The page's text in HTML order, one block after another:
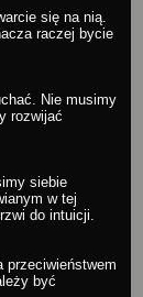
się na nią.
raczej bycie
Nie musimy
rozwijać
siebie
w tej
do intuicji.
przeciwieństwem
być